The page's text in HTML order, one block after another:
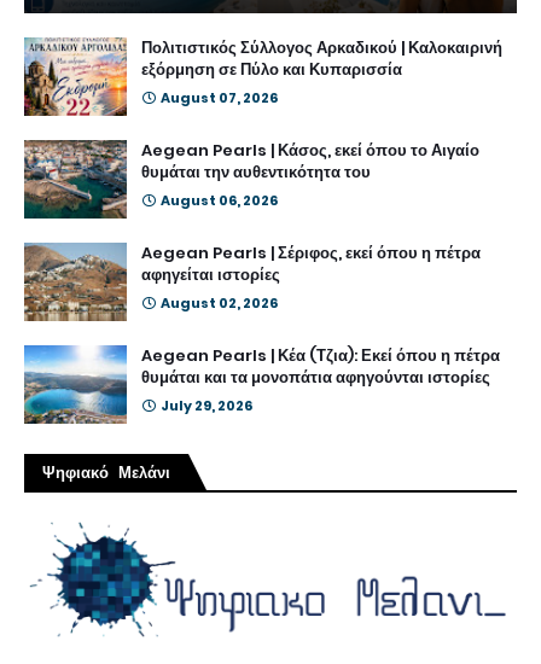
Πολιτιστικός Σύλλογος Αρκαδικού | Καλοκαιρινή
εξόρμηση σε Πύλο και Κυπαρισσία
August 07, 2026
Aegean Pearls | Κάσος, εκεί όπου το Αιγαίο
θυμάται την αυθεντικότητα του
August 06, 2026
Aegean Pearls | Σέριφος, εκεί όπου η πέτρα
αφηγείται ιστορίες
August 02, 2026
Aegean Pearls | Κέα (Τζια): Εκεί όπου η πέτρα
θυμάται και τα μονοπάτια αφηγούνται ιστορίες
July 29, 2026
Ψηφιακό Μελάνι